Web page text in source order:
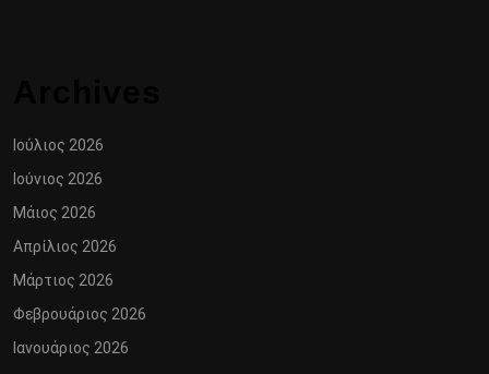
Ιούλιος 2026
Ιούνιος 2026
Μάιος 2026
Απρίλιος 2026
Μάρτιος 2026
Φεβρουάριος 2026
Ιανουάριος 2026